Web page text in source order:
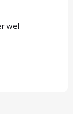
wel